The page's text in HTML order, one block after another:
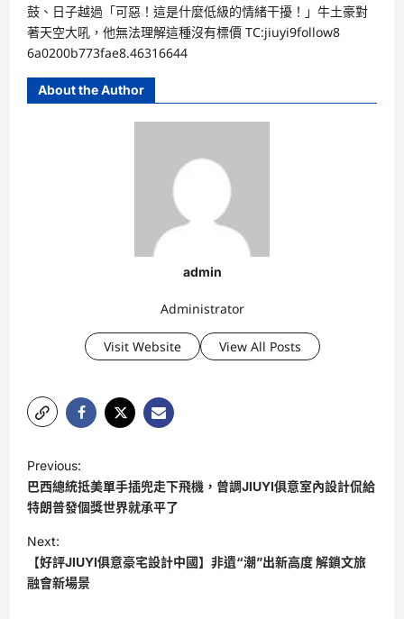
鼓、日子越過「可惡！這是什麼低級的情緒干擾！」牛土豪對
著天空大吼，他無法理解這種沒有標價 TC:jiuyi9follow8
6a0200b773fae8.46316644
About the Author
admin
Administrator
Visit Website View All Posts
o
s
t
n
a
Previous:
巴西總統抵美單手插兜走下飛機，曾調JIUYI俱意室內設計侃給
特朗普發個獎世界就承平了
Next:
【好評JIUYI俱意豪宅設計中國】非遺“潮”出新高度 解鎖文旅
融會新場景